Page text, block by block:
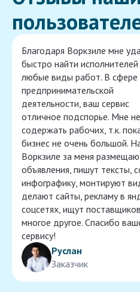
Благодаря Воркзиле мне
быстро найти
любые виды работ. В сфере
предпринимательской
деятельности, ваш сервис
отличное подспорье. Мне
содержать рабочих, т.к.
бизнес не очень большой.
Воркзиле за меня
объявления, пишут тексты,
инфографику, монтируют
делают сайты, рекламу в
соцсетях, ищут
многое другое. Спасибо
сервису!
Руслан
Заказчик